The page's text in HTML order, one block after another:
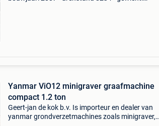
Yanmar ViO12 minigraver graafmachine
compact 1.2 ton
Geert-jan de kok b.v. Is importeur en dealer van
yanmar grondverzetmachines zoals minigraver,